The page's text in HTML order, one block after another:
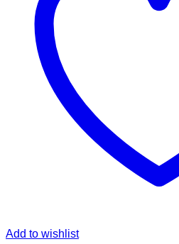
Add to wishlist